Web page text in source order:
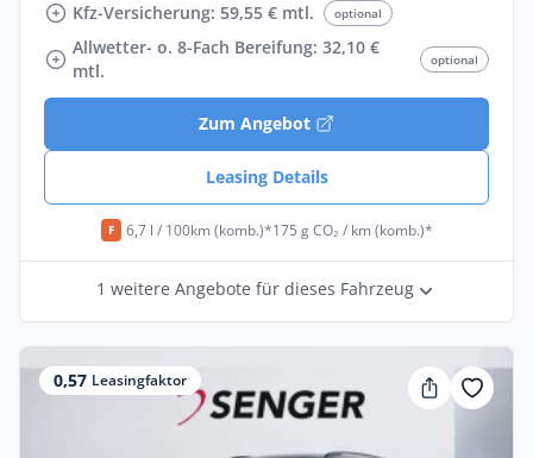
Kfz-Versicherung: 59,55 € mtl. optional
Allwetter- o. 8-Fach Bereifung: 32,10 €
mtl.
optional
Zum Angebot
Leasing Details
F 6,7 l / 100km (komb.)*175 g CO₂ / km (komb.)*
1 weitere Angebote für dieses Fahrzeug
0,57 Leasingfaktor